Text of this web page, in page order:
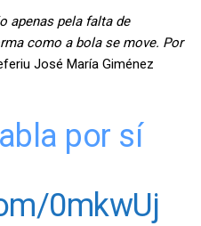
apenas pela falta de
como a bola se move. Por
José María Giménez
por sí
0mkwUj